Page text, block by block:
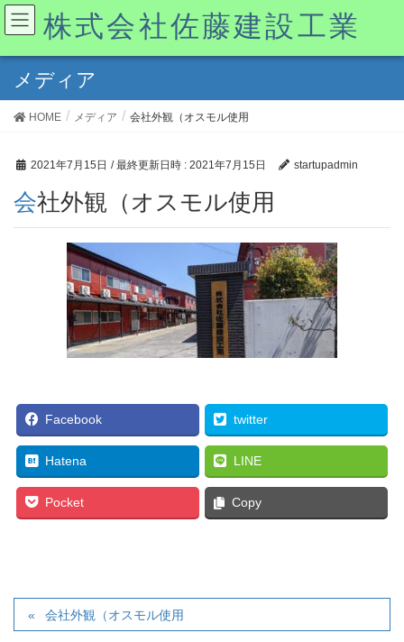
株式会社佐藤建設工業
メディア
HOME メディア 会社外観（オスモル使用
2021年7月15日 / 最終更新日時 : 2021年7月15日 startupadmin
会社外観（オスモル使用
Facebook twitter
Hatena LINE
Pocket Copy
会社外観（オスモル使用